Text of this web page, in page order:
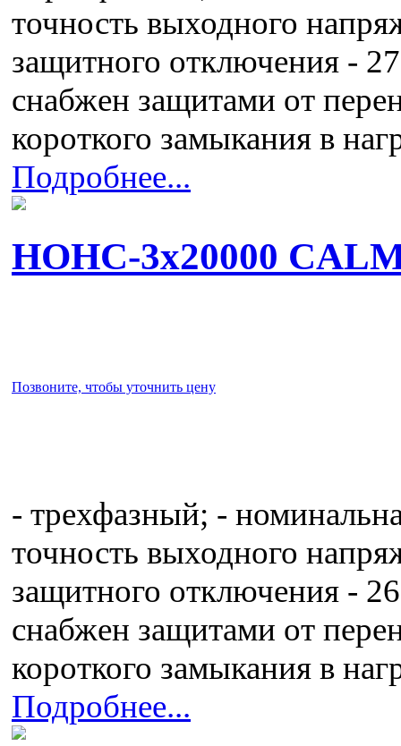
точность выходного
защитного отключения -
снабжен защитами от
короткого замыкания в
Подробнее...
НОНС-3x20000
Позвоните, чтобы уточнить цену
- трехфазный; -
точность выходного
защитного отключения -
снабжен защитами от
короткого замыкания в
Подробнее...